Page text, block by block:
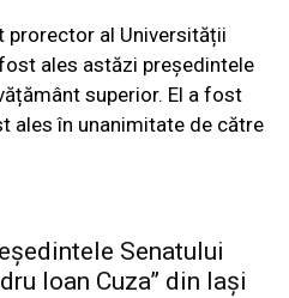
prorector al Universității
fost ales astăzi președintele
superior. El a fost
ales în unanimitate de către
Senatului
Ioan Cuza” din Iași